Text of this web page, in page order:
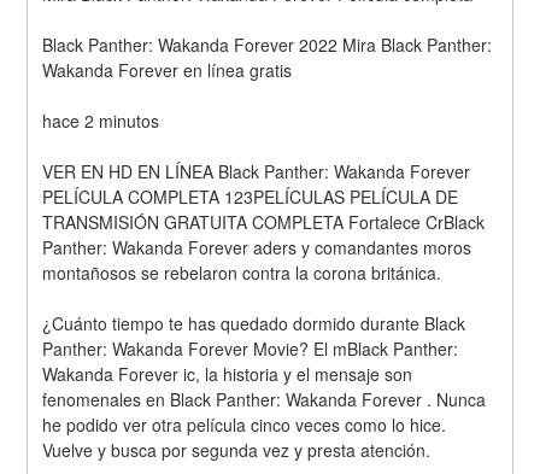
Black Panther: Wakanda Forever 2022 Mira Black Panther:
Wakanda Forever en línea gratis
hace 2 minutos
VER EN HD EN LÍNEA Black Panther: Wakanda Forever
PELÍCULA COMPLETA 123PELÍCULAS PELÍCULA DE
TRANSMISIÓN GRATUITA COMPLETA Fortalece CrBlack
Panther: Wakanda Forever aders y comandantes moros
montañosos se rebelaron contra la corona británica.
¿Cuánto tiempo te has quedado dormido durante Black
Panther: Wakanda Forever Movie? El mBlack Panther:
Wakanda Forever ic, la historia y el mensaje son
fenomenales en Black Panther: Wakanda Forever . Nunca
he podido ver otra película cinco veces como lo hice.
Vuelve y busca por segunda vez y presta atención.